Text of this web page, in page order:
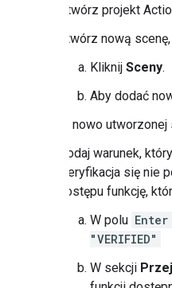
Otwórz projekt
Utwórz nową
Kliknij Sceny.
Aby dodać
W nowo
Dodaj warunek,
weryfikacja się nie
dostępu funkcję,
W polu
"VERIFIED"
W sekcji